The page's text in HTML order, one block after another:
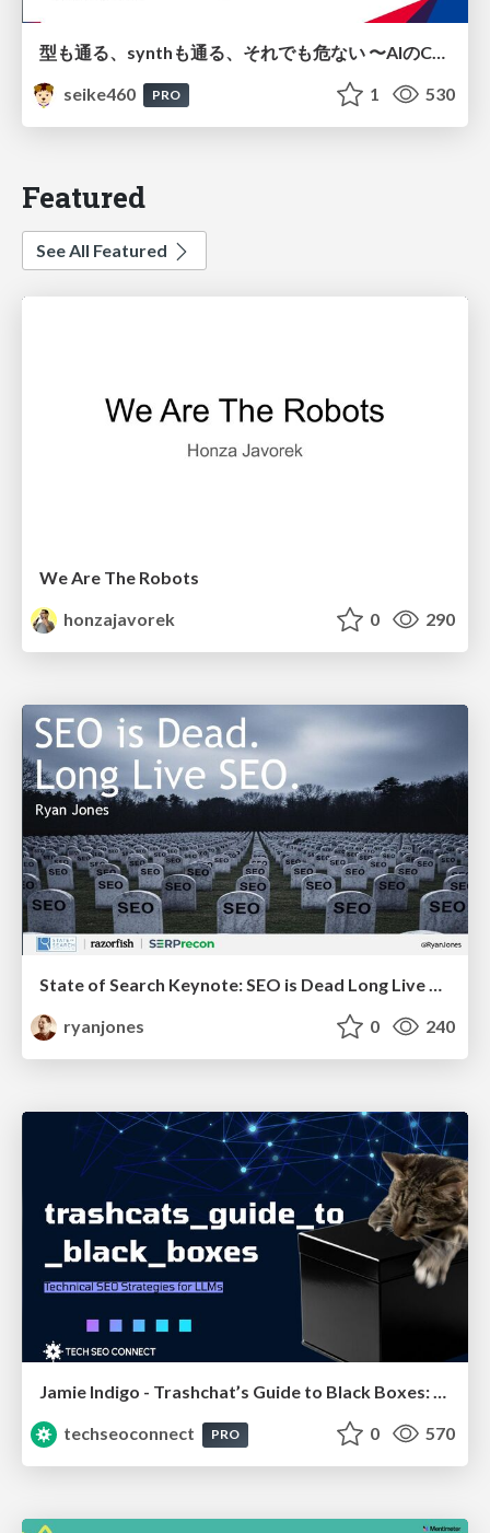
型も通る、synthも通る、それでも危ない 〜AIのCDKの権限とコストを機械で検証する〜 / It Passes Type Checks, It Passes Synth Checks, but It’s Still Risky — Automatically Verifying Permissions and Costs in AI’s CDK —
seike460
PRO 1 530
Featured
See All Featured
We Are The Robots
honzajavorek
0 290
State of Search Keynote: SEO is Dead Long Live SEO
ryanjones
0 240
Jamie Indigo - Trashchat’s Guide to Black Boxes: Technical SEO Tactics for LLMs
techseoconnect
PRO 0 570